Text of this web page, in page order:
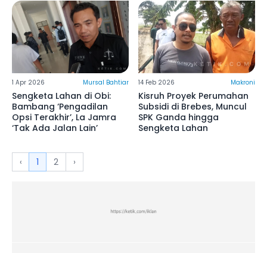
1 Apr 2026 Mursal Bahtiar
Sengketa Lahan di Obi:
Bambang ‘Pengadilan
Opsi Terakhir’, La Jamra
‘Tak Ada Jalan Lain’
14 Feb 2026 Makroni
Kisruh Proyek Perumahan
Subsidi di Brebes, Muncul
SPK Ganda hingga
Sengketa Lahan
‹ 1 2 ›